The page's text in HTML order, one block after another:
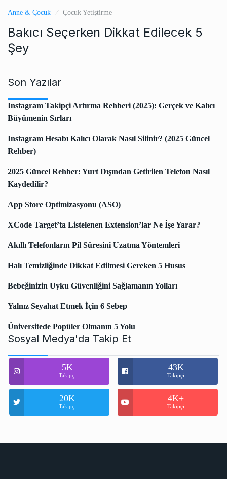
Anne & Çocuk Çocuk Yetiştirme
Bakıcı Seçerken Dikkat Edilecek 5
Şey
Son Yazılar
Instagram Takipçi Artırma Rehberi (2025): Gerçek ve Kalıcı
Büyümenin Sırları
Instagram Hesabı Kalıcı Olarak Nasıl Silinir? (2025 Güncel
Rehber)
2025 Güncel Rehber: Yurt Dışından Getirilen Telefon Nasıl
Kaydedilir?
App Store Optimizasyonu (ASO)
XCode Target’ta Listelenen Extension’lar Ne İşe Yarar?
Akıllı Telefonların Pil Süresini Uzatma Yöntemleri
Halı Temizliğinde Dikkat Edilmesi Gereken 5 Husus
Bebeğinizin Uyku Güvenliğini Sağlamanın Yolları
Yalnız Seyahat Etmek İçin 6 Sebep
Üniversitede Popüler Olmanın 5 Yolu
Sosyal Medya'da Takip Et
5K
Takipçi
43K
Takipçi
20K
Takipçi
4K+
Takipçi